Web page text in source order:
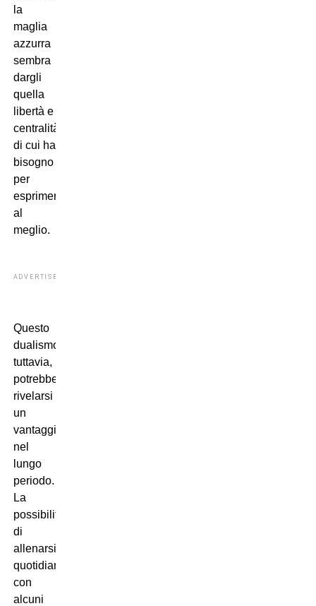
la
maglia
azzurra
sembra
dargli
quella
libertà e
centralità
di cui ha
bisogno
per
esprimersi
al
meglio.
ADVERTISEMENT
Questo
dualismo,
tuttavia,
potrebbe
rivelarsi
un
vantaggio
nel
lungo
periodo.
La
possibilità
di
allenarsi
quotidianamente
con
alcuni